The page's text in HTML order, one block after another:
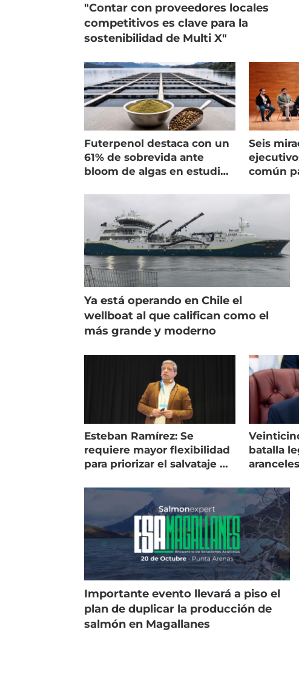
"Contar con proveedores locales
competitivos es clave para la
sostenibilidad de Multi X"
Futerpenol destaca con un
61% de sobrevida ante
bloom de algas en estudio
Seis
común
Ya está operando en Chile el
wellboat al que califican como el
más grande y moderno
Esteban Ramírez: Se
requiere mayor flexibilidad
para priorizar el salvataje de
batalla
Importante evento llevará a piso el
plan de duplicar la producción de
salmón en Magallanes